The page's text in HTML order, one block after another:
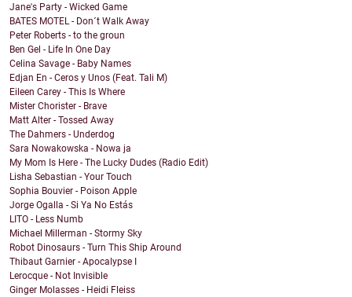
Jane's Party - Wicked Game
BATES MOTEL - Don´t Walk Away
Peter Roberts - to the groun
Ben Gel - Life In One Day
Celina Savage - Baby Names
Edjan En - Ceros y Unos (Feat. Tali M)
Eileen Carey - This Is Where
Mister Chorister - Brave
Matt Alter - Tossed Away
The Dahmers - Underdog
Sara Nowakowska - Nowa ja
My Mom Is Here - The Lucky Dudes (Radio Edit)
Lisha Sebastian - Your Touch
Sophia Bouvier - Poison Apple
Jorge Ogalla - Si Ya No Estás
LITO - Less Numb
Michael Millerman - Stormy Sky
Robot Dinosaurs - Turn This Ship Around
Thibaut Garnier - Apocalypse I
Lerocque - Not Invisible
Ginger Molasses - Heidi Fleiss